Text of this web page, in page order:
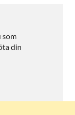
som
din